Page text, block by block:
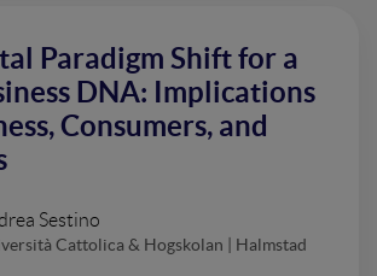
Paradigm Shift for a
DNA: Implications
Consumers, and
Sestino
Cattolica & Hogskolan | Halmstad